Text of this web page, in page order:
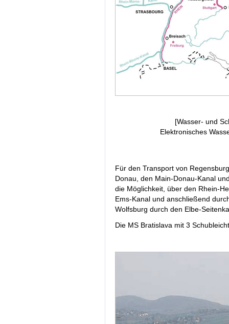
[Wasser- und
Elektronisches
Für den Transport von
Donau, den Main-Donau-Kanal
die Möglichkeit, über den Rhein-
Ems-Kanal und anschließend
Wolfsburg durch den Elbe-
Die MS Bratislava mit 3